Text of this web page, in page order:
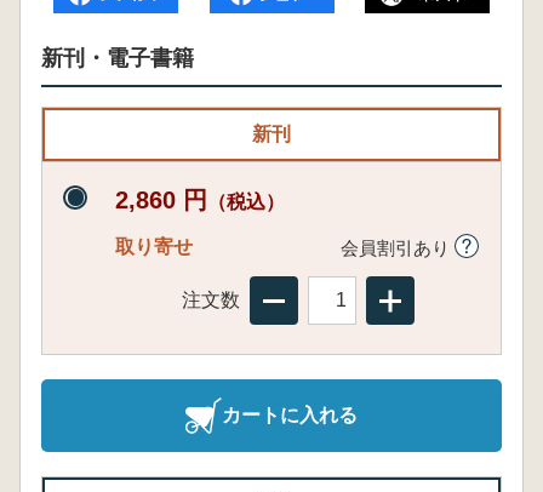
新刊・電子書籍
新刊
2,860 円 （税込）
取り寄せ 会員割引あり
注文数
カートに入れる